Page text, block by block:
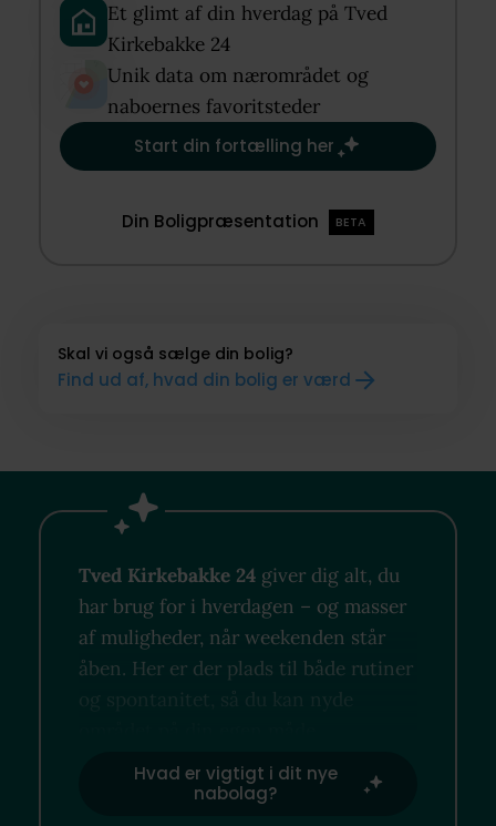
Et glimt af din hverdag på Tved
Kirkebakke 24​
Unik data om nærområdet og
naboernes favoritsteder​
Start din fortælling her
Din Boligpræsentation BETA
Skal vi også sælge din bolig?
Find ud af, hvad din bolig er værd
Tved Kirkebakke 24 giver dig alt, du
har brug for i hverdagen – og masser
af muligheder, når weekenden står
åben. Her er der plads til både rutiner
og spontanitet, så du kan nyde
Hvad er vigtigt i dit nye
nabolag?